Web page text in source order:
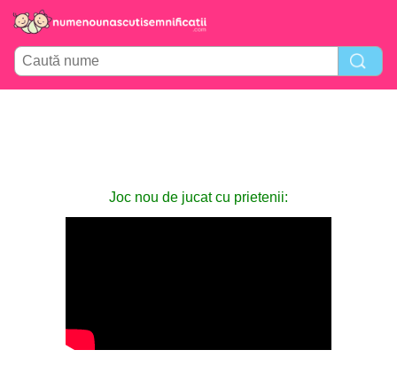
Joc nou de jucat cu prietenii: